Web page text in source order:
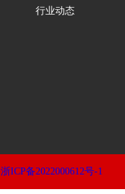
行业动态
浙ICP备2022000612号-1